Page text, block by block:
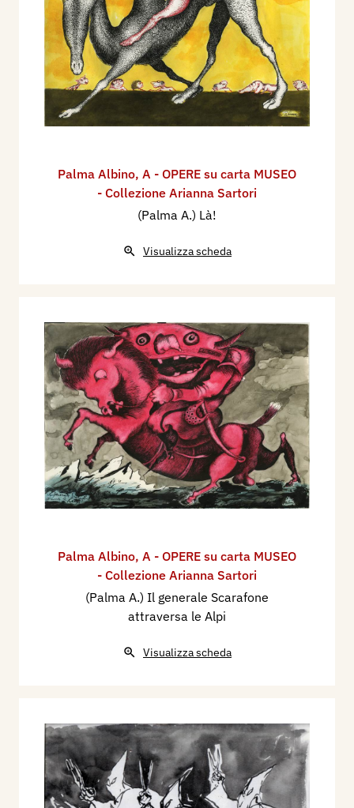
Palma Albino, A - OPERE su carta MUSEO
- Collezione Arianna Sartori
(Palma A.) Là!
Visualizza scheda
Palma Albino, A - OPERE su carta MUSEO
- Collezione Arianna Sartori
(Palma A.) Il generale Scarafone
attraversa le Alpi
Visualizza scheda